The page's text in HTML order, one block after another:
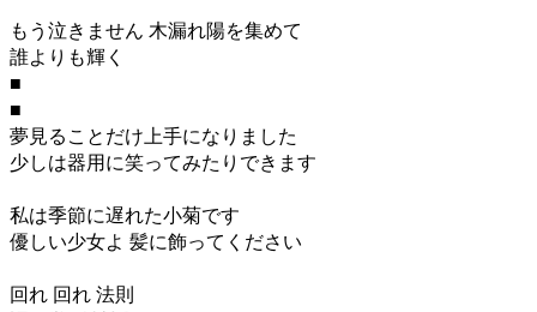
もう泣きません 木漏れ陽を集めて
誰よりも輝く
■
■
夢見ることだけ上手になりました
少しは器用に笑ってみたりできます
私は季節に遅れた小菊です
優しい少女よ 髪に飾ってください
回れ 回れ 法則